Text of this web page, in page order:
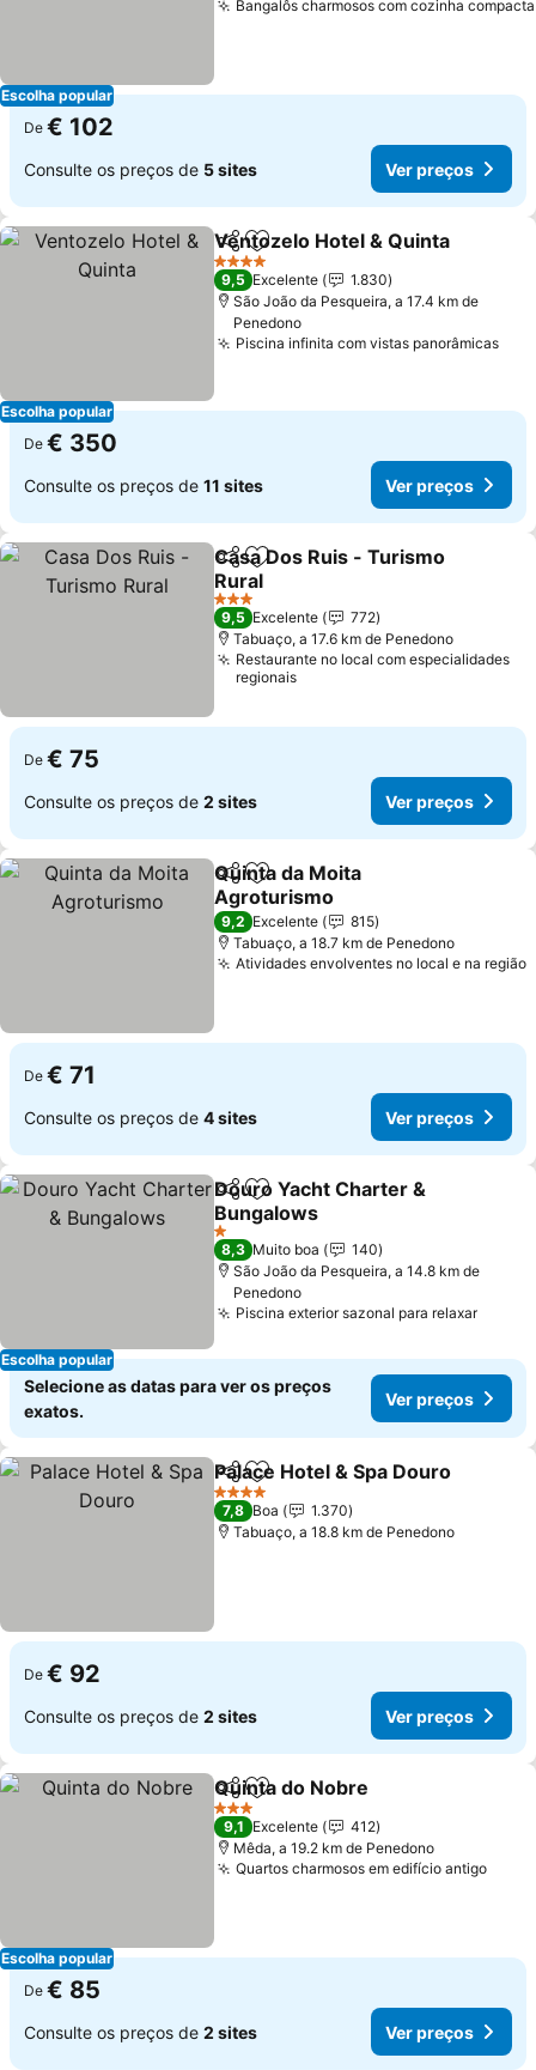
Escolha popular
Bangalôs charmosos com cozinha compacta
De € 102
Consulte os preços de 5 sites Ver preços
Escolha popular
PartilharAdicionar aos favoritos
Ventozelo Hotel & Quinta
4 Estrelas
9,5 Excelente
1.830
São João da Pesqueira, a 17.4 km de
Penedono
Piscina infinita com vistas panorâmicas
De € 350
Consulte os preços de 11 sites Ver preços
PartilharAdicionar aos favoritos
Casa Dos Ruis - Turismo
Rural
3 Estrelas
9,5 Excelente
772
Tabuaço, a 17.6 km de Penedono
Restaurante no local com especialidades
regionais
De € 75
Consulte os preços de 2 sites Ver preços
PartilharAdicionar aos favoritos
Quinta da Moita
Agroturismo
9,2 Excelente
815
Tabuaço, a 18.7 km de Penedono
Atividades envolventes no local e na região
De € 71
Consulte os preços de 4 sites Ver preços
Escolha popular
PartilharAdicionar aos favoritos
Douro Yacht Charter &
Bungalows
1 Estrelas
8,3 Muito boa
140
São João da Pesqueira, a 14.8 km de
Penedono
Piscina exterior sazonal para relaxar
Selecione as datas para ver os preços
exatos.
Ver preços
PartilharAdicionar aos favoritos
Palace Hotel & Spa Douro
4 Estrelas
7,8 Boa
1.370
Tabuaço, a 18.8 km de Penedono
De € 92
Consulte os preços de 2 sites Ver preços
Escolha popular
PartilharAdicionar aos favoritos
Quinta do Nobre
3 Estrelas
9,1 Excelente
412
Mêda, a 19.2 km de Penedono
Quartos charmosos em edifício antigo
De € 85
Consulte os preços de 2 sites Ver preços